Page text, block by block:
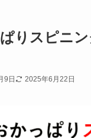
ぱりスピニ
9日 2025年6月22日